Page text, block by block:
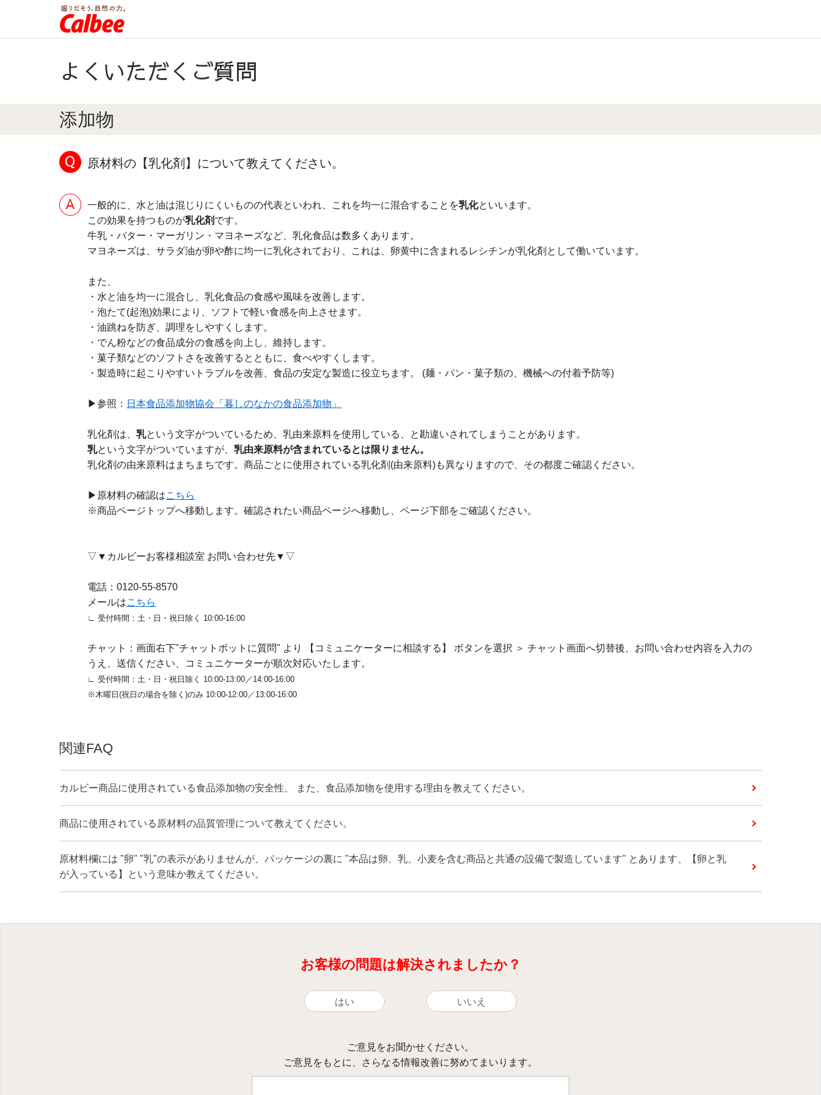
よくいただくご質問
添加物
原材料の【乳化剤】について教えてください。
一般的に、水と油は混じりにくいものの代表といわれ、これを均一に混合することを乳化といいます。
この効果を持つものが乳化剤 です。
牛乳・バター・マーガリン・マヨネーズなど、乳化食品は数多くあります。
マヨネーズは、サラダ油が卵や酢に均一に乳化されており、これは、卵黄中に含まれるレシチンが乳化剤として働いています。
また、
・水と油を均一に混合し、乳化食品の食感や風味を改善します。
・泡たて(起泡)効果により、ソフトで軽い食感を向上させます。
・油跳ねを防ぎ、調理をしやすくします。
・でん粉などの食品成分の食感を向上し、維持します。
・菓子類などのソフトさを改善するとともに、食べやすくします。
・製造時に起こりやすいトラブルを改善、食品の安定な製造に役立ちます。 (麺・パン・菓子類の、機械への付着予防等)
▶参照： 日本食品添加物協会「暮しのなかの食品添加物」
乳化剤は、乳という文字がついているため、乳由来原料を使用している、と勘違いされてしまうことがあります。
乳という文字がついていますが、乳由来原料が含まれているとは限りません。
乳化剤の由来原料はまちまちです。商品ごとに使用されている乳化剤(由来原料)も異なりますので、その都度ご確認ください。
▶原材料の確認はこちら
※商品ページトップへ移動します。確認されたい商品ページへ移動し、ページ下部をご確認ください。
▽▼カルビーお客様相談室 お問い合わせ先▼▽
電話：0120-55-8570
メールはこちら
∟ 受付時間：土・日・祝日除く 10:00-16:00
チャット：画面右下"チャットボットに質問" より 【コミュニケーターに相談する】 ボタンを選択 ＞ チャット画面へ切替後、お問い合わせ内容を入力の
うえ、送信ください、コミュニケーターが順次対応いたします。
∟ 受付時間：土・日・祝日除く 10:00-13:00／14:00-16:00
※木曜日(祝日の場合を除く)のみ 10:00-12:00／13:00-16:00
関連FAQ
カルビー商品に使用されている食品添加物の安全性、 また、食品添加物を使用する理由を教えてください。
商品に使用されている原材料の品質管理について教えてください。
原材料欄には "卵" "乳"の表示がありませんが、パッケージの裏に "本品は卵、乳、小麦を含む商品と共通の設備で製造しています" とあります、【卵と乳
が入っている】という意味か教えてください。
お客様の問題は解決されましたか？
はい いいえ
ご意見をお聞かせください。
ご意見をもとに、さらなる情報改善に努めてまいります。